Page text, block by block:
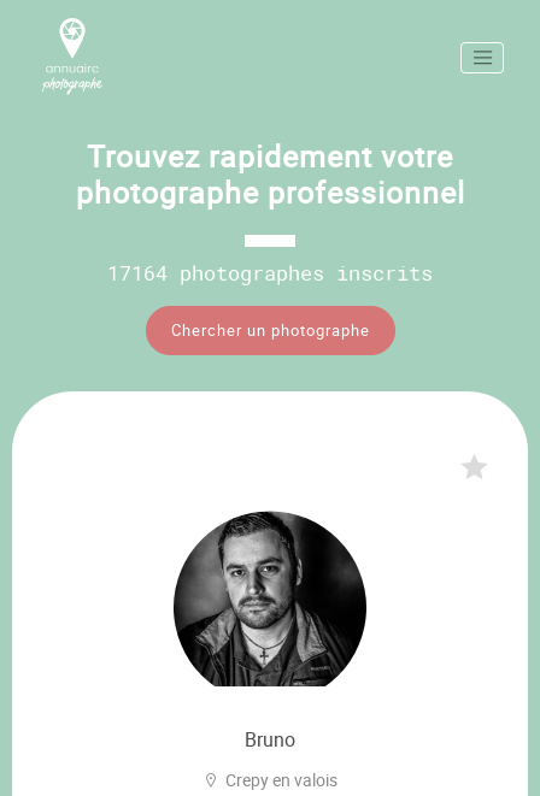
Trouvez rapidement votre
photographe professionnel
17164 photographes inscrits
Chercher un photographe
Bruno
Crepy en valois